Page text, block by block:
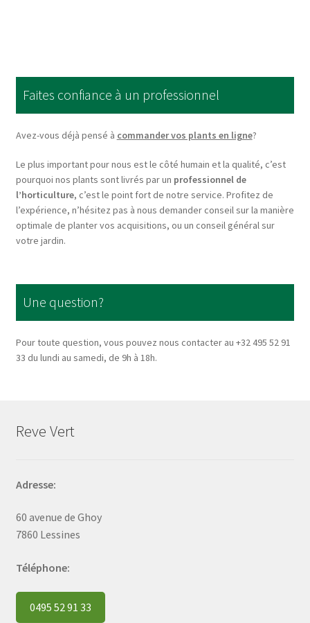
options
may
be
chosen
the
product
page
Faites confiance à un professionnel
Avez-vous déjà pensé à commander vos plants en ligne?
Le plus important pour nous est le côté humain et la qualité, c’est
pourquoi nos plants sont livrés par un professionnel de
l’horticulture, c’est le point fort de notre service. Profitez de
l’expérience, n’hésitez pas à nous demander conseil sur la manière
optimale de planter vos acquisitions, ou un conseil général sur
votre jardin.
Une question?
Pour toute question, vous pouvez nous contacter au +32 495 52 91
33 du lundi au samedi, de 9h à 18h.
Reve Vert
Adresse:
60 avenue de Ghoy
7860 Lessines
Téléphone:
0495 52 91 33